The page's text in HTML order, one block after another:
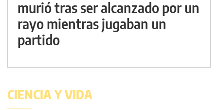
murió tras ser alcanzado por un
rayo mientras jugaban un
partido
CIENCIA Y VIDA